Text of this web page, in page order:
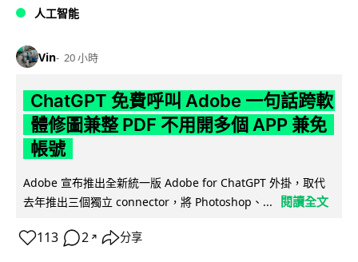
人工智能
Vin 20 小時
ChatGPT 免費呼叫 Adobe 一句話跨軟
體修圖兼整 PDF 不用開多個 APP 兼免
帳號
Adobe 宣布推出全新統一版 Adobe for ChatGPT 外掛，取代
去年推出三個獨立 connector，將 Photoshop、...
閱讀全文
113 2 ↗ 分享